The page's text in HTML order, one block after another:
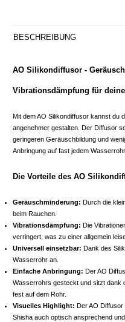
BESCHREIBUNG
AO Silikondiffusor -
Vibrationsdämpfung für
Mit dem AO Silikondiffusor kannst du
angenehmer gestalten. Der Diffusor
geringeren Geräuschbildung und
Anbringung auf fast jedem
Die Vorteile des AO
Geräuschminderung: Durch die
beim Rauchen.
Vibrationsdämpfung: Die
verringert, was zu einer allgemein
Universell einsetzbar: Dank des
Wasserrohr an.
Einfache Anbringung: Der AO
Wasserrohrs gesteckt und sitzt dank
fest auf dem Rohr.
Visuelles Highlight: Der AO
Shisha auch optisch ansprechend